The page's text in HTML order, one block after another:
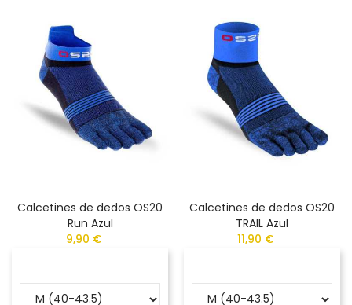
Calcetines de dedos OS20
Run Azul
9,90 €
Calcetines de dedos OS20
TRAIL Azul
11,90 €